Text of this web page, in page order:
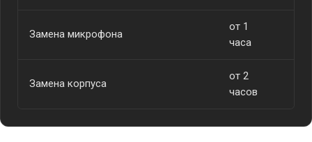
Замена микрофона
от 1
часа
Замена корпуса
от 2
часов